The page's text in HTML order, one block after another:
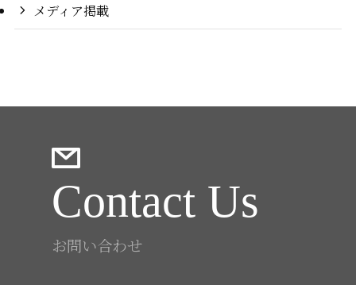
メディア掲載
Contact Us
お問い合わせ